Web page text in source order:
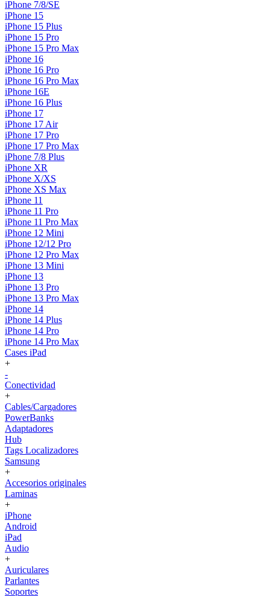
iPhone 7/8/SE
iPhone 15
iPhone 15 Plus
iPhone 15 Pro
iPhone 15 Pro Max
iPhone 16
iPhone 16 Pro
iPhone 16 Pro Max
iPhone 16E
iPhone 16 Plus
iPhone 17
iPhone 17 Air
iPhone 17 Pro
iPhone 17 Pro Max
iPhone 7/8 Plus
iPhone XR
iPhone X/XS
iPhone XS Max
iPhone 11
iPhone 11 Pro
iPhone 11 Pro Max
iPhone 12 Mini
iPhone 12/12 Pro
iPhone 12 Pro Max
iPhone 13 Mini
iPhone 13
iPhone 13 Pro
iPhone 13 Pro Max
iPhone 14
iPhone 14 Plus
iPhone 14 Pro
iPhone 14 Pro Max
Cases iPad
+
-
Conectividad
+
Cables/Cargadores
PowerBanks
Adaptadores
Hub
Tags Localizadores
Samsung
+
Accesorios originales
Laminas
+
iPhone
Android
iPad
Audio
+
Auriculares
Parlantes
Soportes